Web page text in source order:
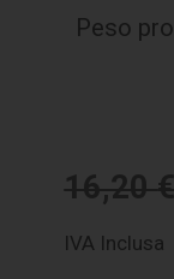
Peso
16,20€
IVA Inclusa